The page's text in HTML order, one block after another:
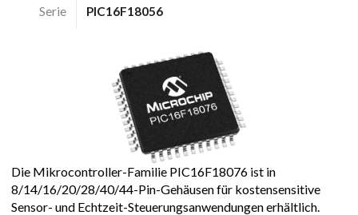
Serie PIC16F18056
Die Mikrocontroller-Familie PIC16F18076 ist in
8/14/16/20/28/40/44-Pin-Gehäusen für kostensensitive
Sensor- und Echtzeit-Steuerungsanwendungen erhältlich.